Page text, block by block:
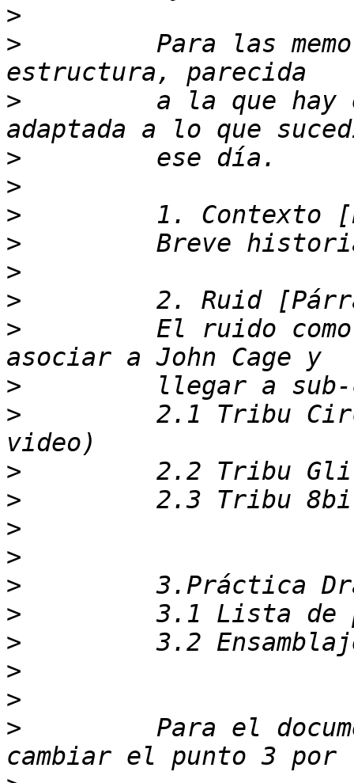
>
>
Para las
>
a la que hay
>
>
>
>
>
>
>
El ruido
>
>
2.1 Tribu
>
>
>
>
>
>
>
>
>
>
Para el